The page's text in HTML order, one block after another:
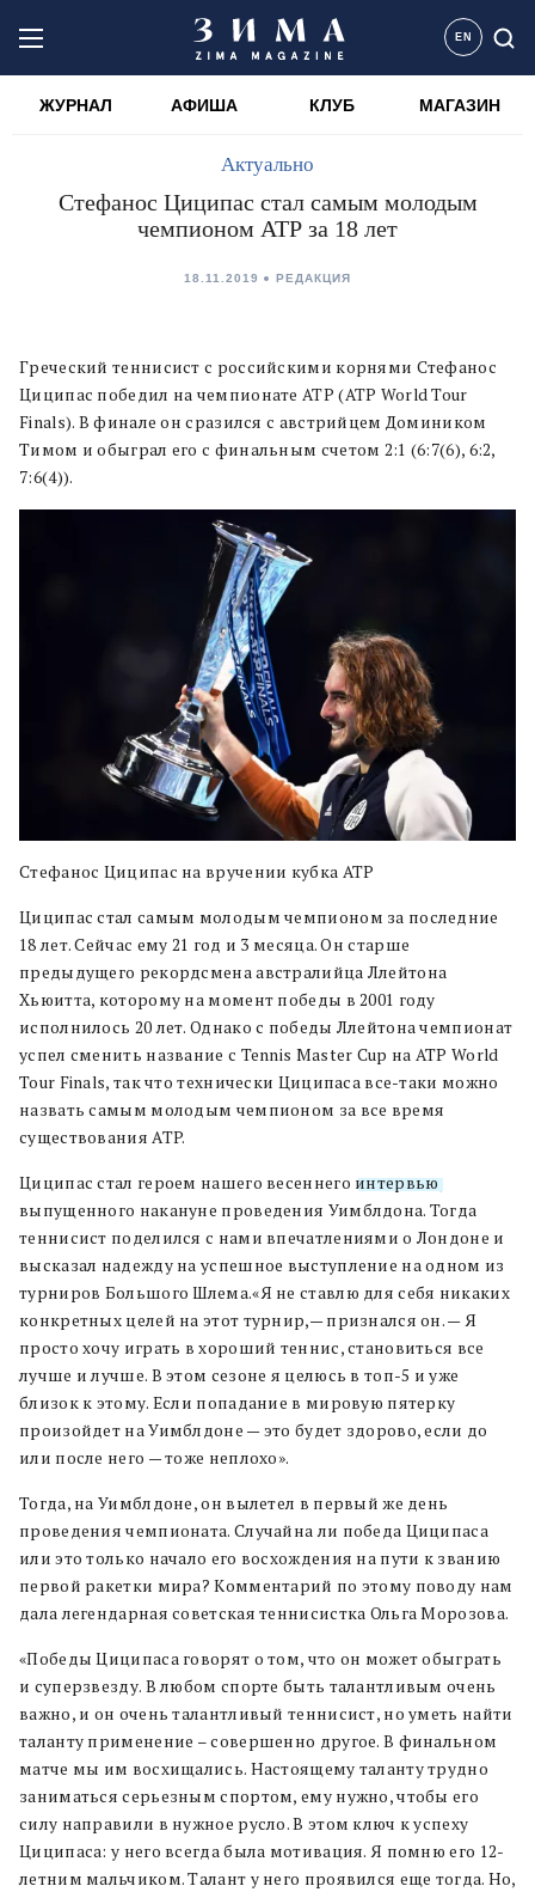
EN
ЖУРНАЛ АФИША КЛУБ МАГАЗИН
Актуально
Стефанос Циципас стал самым молодым
чемпионом АТР за 18 лет
18.11.2019 РЕДАКЦИЯ
Греческий теннисист с российскими корнями Стефанос
Циципас победил на чемпионате АТР (ATP World Tour
Finals). В финале он сразился с австрийцем Домиником
Тимом и обыграл его с финальным счетом 2:1 (6:7(6), 6:2,
7:6(4)).
Стефанос Циципас на вручении кубка ATP
Циципас стал самым молодым чемпионом за последние
18 лет. Сейчас ему 21 год и 3 месяца. Он старше
предыдущего рекордсмена австралийца Ллейтона
Хьюитта, которому на момент победы в 2001 году
исполнилось 20 лет. Однако с победы Ллейтона чемпионат
успел сменить название с Tennis Master Cup на ATP World
Tour Finals, так что технически Циципаса все-таки можно
назвать самым молодым чемпионом за все время
существования ATP.
Циципас стал героем нашего весеннего интервью,
выпущенного накануне проведения Уимблдона. Тогда
теннисист поделился с нами впечатлениями о Лондоне и
высказал надежду на успешное выступление на одном из
турниров Большого Шлема.«Я не ставлю для себя никаких
конкретных целей на этот турнир,— признался он. — Я
просто хочу играть в хороший теннис, становиться все
лучше и лучше. В этом сезоне я целюсь в топ-5 и уже
близок к этому. Если попадание в мировую пятерку
произойдет на Уимблдоне — это будет здорово, если до
или после него — тоже неплохо».
Тогда, на Уимблдоне, он вылетел в первый же день
проведения чемпионата. Случайна ли победа Циципаса
или это только начало его восхождения на пути к званию
первой ракетки мира? Комментарий по этому поводу нам
дала легендарная советская теннисистка Ольга Морозова.
«Победы Циципаса говорят о том, что он может обыграть
и суперзвезду. В любом спорте быть талантливым очень
важно, и он очень талантливый теннисист, но уметь найти
таланту применение – совершенно другое. В финальном
матче мы им восхищались. Настоящему таланту трудно
заниматься серьезным спортом, ему нужно, чтобы его
силу направили в нужное русло. В этом ключ к успеху
Циципаса: у него всегда была мотивация. Я помню его 12-
летним мальчиком. Талант у него проявился еще тогда. Но,